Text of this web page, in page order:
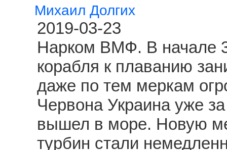
Михаил Долгих
2019-03-23
Нарком ВМФ. В начале
корабля к плаванию
даже по тем меркам
Червона Украина уже
вышел в море. Новую
турбин стали